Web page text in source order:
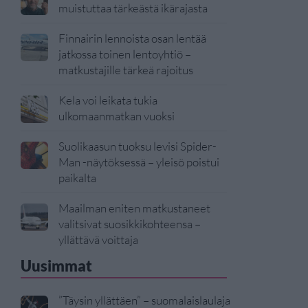
muistuttaa tärkeästä ikärajasta
Finnairin lennoista osan lentää
jatkossa toinen lentoyhtiö –
matkustajille tärkeä rajoitus
Kela voi leikata tukia
ulkomaanmatkan vuoksi
Suolikaasun tuoksu levisi Spider-
Man -näytöksessä – yleisö poistui
paikalta
Maailman eniten matkustaneet
valitsivat suosikkikohteensa –
yllättävä voittaja
Uusimmat
”Täysin yllättäen” – suomalaislaulaja